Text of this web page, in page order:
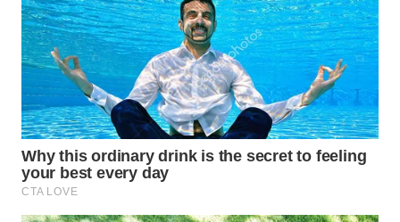
WN
INDRAMAYU
WN
KUNINGAN
WN
MAJALENGKA
WN